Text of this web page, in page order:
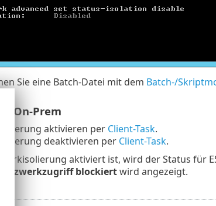
Sie eine Batch-Datei mit dem Batch-/
On-Prem
aktivieren per Client-Task.
deaktivieren per Client-Task.
aktiviert ist, wird der Status für
blockiertwird angezeigt.